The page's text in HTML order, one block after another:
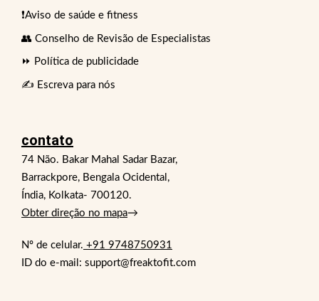
❗Aviso de saúde e fitness
👥 Conselho de Revisão de Especialistas
⏩ Política de publicidade
✍️ Escreva para nós
contato
74 Não. Bakar Mahal Sadar Bazar,
Barrackpore, Bengala Ocidental,
Índia, Kolkata- 700120.
Obter direção no mapa→
Nº de celular. +91 9748750931
ID do e-mail: support@freaktofit.com